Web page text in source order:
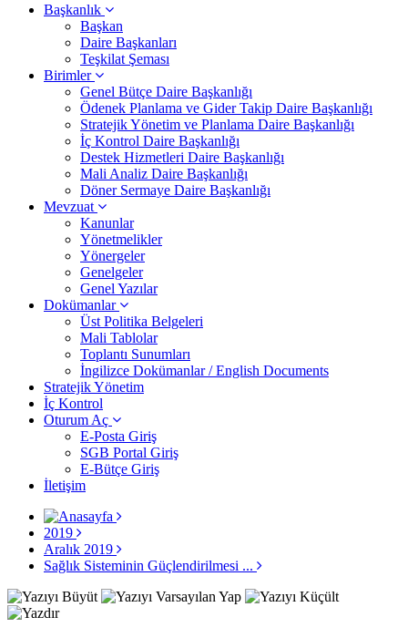
Başkanlık
Başkan
Daire Başkanları
Teşkilat Şeması
Birimler
Genel Bütçe Daire Başkanlığı
Ödenek Planlama ve Gider Takip Daire Başkanlığı
Stratejik Yönetim ve Planlama Daire Başkanlığı
İç Kontrol Daire Başkanlığı
Destek Hizmetleri Daire Başkanlığı
Mali Analiz Daire Başkanlığı
Döner Sermaye Daire Başkanlığı
Mevzuat
Kanunlar
Yönetmelikler
Yönergeler
Genelgeler
Genel Yazılar
Dokümanlar
Üst Politika Belgeleri
Mali Tablolar
Toplantı Sunumları
İngilizce Dokümanlar / English Documents
Stratejik Yönetim
İç Kontrol
Oturum Aç
E-Posta Giriş
SGB Portal Giriş
E-Bütçe Giriş
İletişim
2019
Aralık 2019
Sağlık Sisteminin Güçlendirilmesi ...